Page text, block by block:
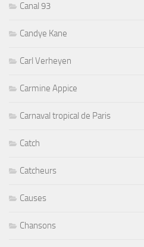
Canal 93
Candye Kane
Carl Verheyen
Carmine Appice
Carnaval tropical de Paris
Catch
Catcheurs
Causes
Chansons